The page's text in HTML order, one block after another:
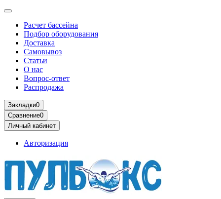
Расчет бассейна
Подбор оборудования
Доставка
Самовывоз
Статьи
О нас
Вопрос-ответ
Распродажа
Закладки0
Сравнение0
Личный кабинет
Авторизация